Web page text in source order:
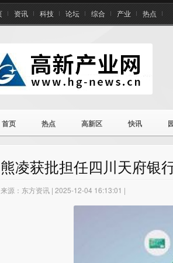
资讯 科技 论坛 综合 产业 热点
首页 热点 高新区 快讯
熊凌获批担任四川天府银
来源：东方资讯 | 2025-12-04 16:13:01 |